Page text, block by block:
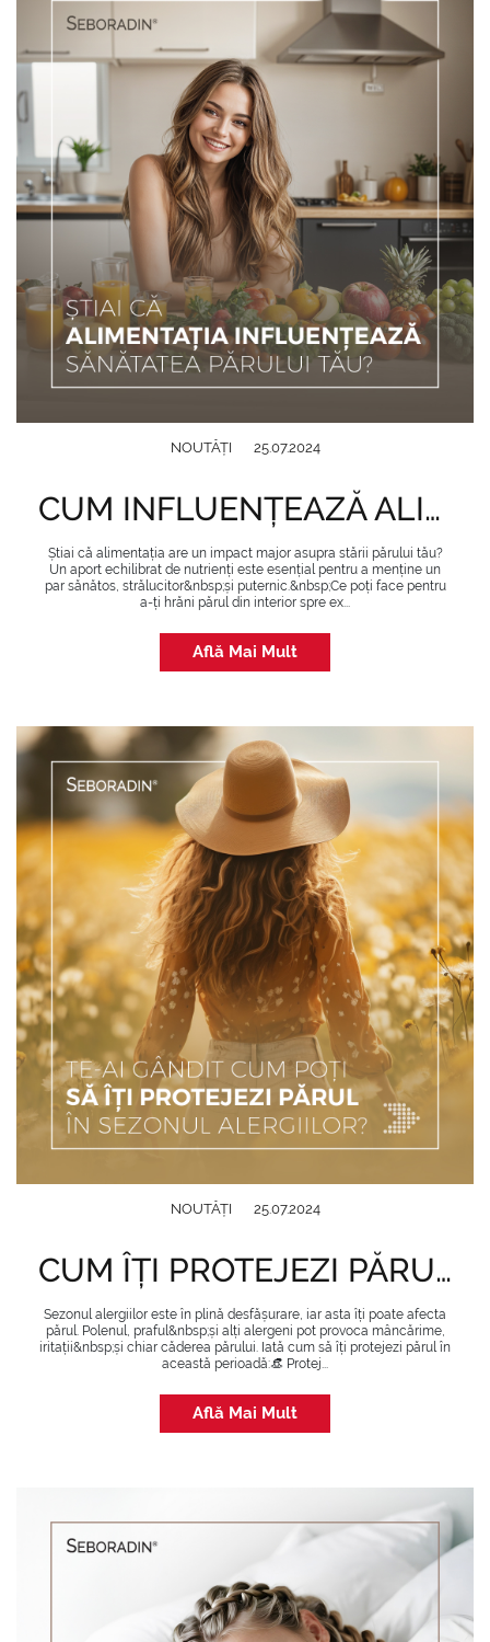
NOUTĂȚI 25.07.2024
CUM INFLUENȚEAZĂ ALIMENTAȚIA SĂNĂTATEA PĂRULUI
Știai că alimentația are un impact major asupra stării părului tău?
Un aport echilibrat de nutrienți este esențial pentru a menține un
par sănătos, strălucitor&nbsp;și puternic.&nbsp;Ce poți face pentru
a-ți hrăni părul din interior spre ex...
Află Mai Mult
NOUTĂȚI 25.07.2024
CUM ÎȚI PROTEJEZI PĂRUL ÎN SEZONUL ALERGIILOR
Sezonul alergiilor este în plină desfășurare, iar asta îți poate afecta
părul. Polenul, praful&nbsp;și alți alergeni pot provoca mâncărime,
iritații&nbsp;și chiar căderea părului. Iată cum să îți protejezi părul în
această perioadă:👒 Protej...
Află Mai Mult